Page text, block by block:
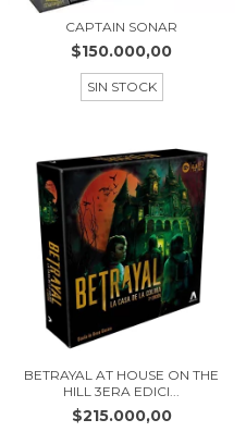
CAPTAIN SONAR
$150.000,00
SIN STOCK
BETRAYAL AT HOUSE ON THE
HILL 3ERA EDICI...
$215.000,00